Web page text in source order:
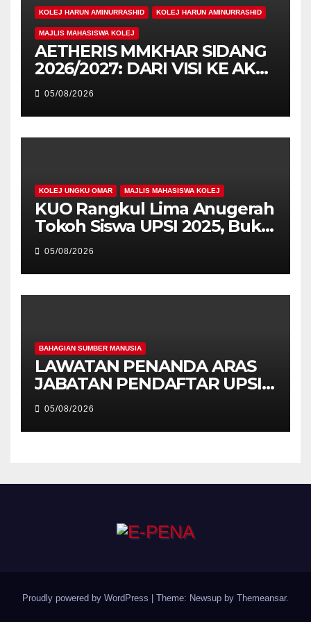
KOLEJ HARUN AMINURRASHID KOLEJ HARUN AMINURRASHID
MAJLIS MAHASISWA KOLEJ
AETHERIS MMKHAR SIDANG
2026/2027: DARI VISI KE AKSI,
MEMBINA LEGASI GENERASI
PEMIMPIN
05/08/2026
KOLEJ UNGKU OMAR MAJLIS MAHASISWA KOLEJ
KUO Rangkul Lima Anugerah
Tokoh Siswa UPSI 2025, Bukti
Kecemerlangan Mahasiswa
Holistik
05/08/2026
BAHAGIAN SUMBER MANUSIA
LAWATAN PENANDA ARAS
JABATAN PENDAFTAR UPSI
KE JABATAN PENDAFTAR
UniSZA – PERKUKUH
KERJASAMA STRATEGIK
05/08/2026
Proudly powered by WordPress | Theme: Newsup by Themeansar.